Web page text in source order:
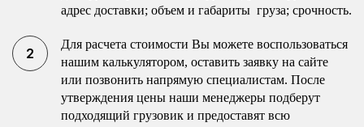
адрес доставки; объем и габариты груза; срочность.
Для расчета стоимости Вы можете воспользоваться
нашим калькулятором, оставить заявку на сайте
или позвонить напрямую специалистам. После
утверждения цены наши менеджеры подберут
подходящий грузовик и предоставят всю